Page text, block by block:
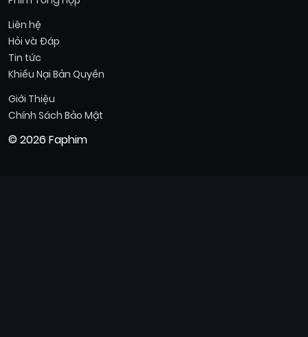
Liên hệ
Hỏi và Đáp
Tin tức
Khiếu Nại Bản Quyền
Giới Thiệu
Chính Sách Bảo Mật
© 2026 Faphim